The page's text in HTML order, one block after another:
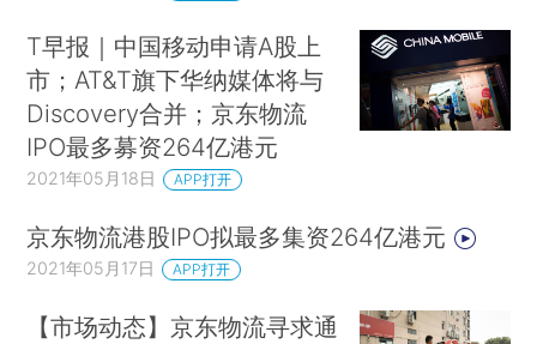
T早报｜中国移动申请A股上
市；AT&T旗下华纳媒体将与
Discovery合并；京东物流
IPO最多募资264亿港元
2021年05月18日 APP打开
京东物流港股IPO拟最多集资264亿港元
2021年05月17日 APP打开
【市场动态】京东物流寻求通